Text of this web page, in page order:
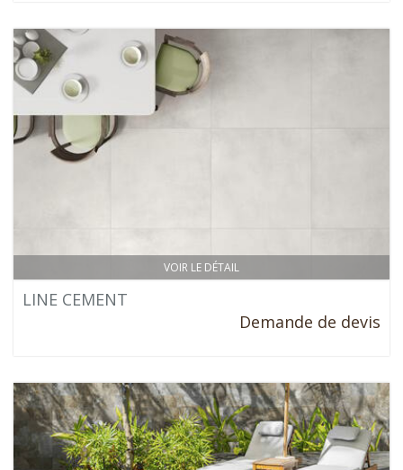
VOIR LE DÉTAIL
LINE CEMENT
Demande de devis